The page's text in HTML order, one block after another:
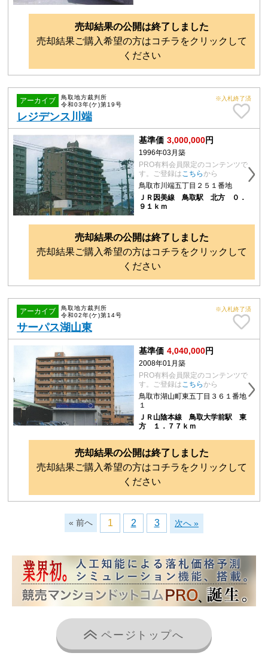
売却結果の公開は終了しました
売却結果ご購入希望の方はコチラをクリックして
ください
アーカイブ
鳥取地方裁判所
令和03年(ケ)第19号
レジデンス川端
※入札終了済
基準価 3,000,000円
1996年03月築
PRO有料会員限定のコンテンツで
す。ご登録は こちら から
鳥取市川端五丁目２５１番地
ＪＲ因美線 鳥取駅 北方 ０．
９１ｋｍ
売却結果の公開は終了しました
売却結果ご購入希望の方はコチラをクリックして
ください
アーカイブ
鳥取地方裁判所
令和02年(ケ)第14号
サーパス湖山東
※入札終了済
基準価 4,040,000円
2008年01月築
PRO有料会員限定のコンテンツで
す。ご登録はこちら から
鳥取市湖山町東五丁目３６１番地
１
ＪＲ山陰本線 鳥取大学前駅 東
方 １．７７ｋｍ
売却結果の公開は終了しました
売却結果ご購入希望の方はコチラをクリックして
ください
« 前へ 1 2 3 次へ »
ページトップへ